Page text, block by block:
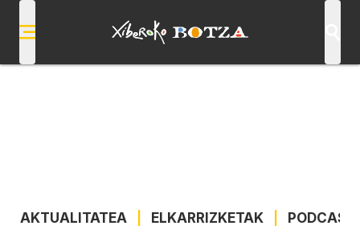
AKTUALITATEA ELKARRIZKETAK